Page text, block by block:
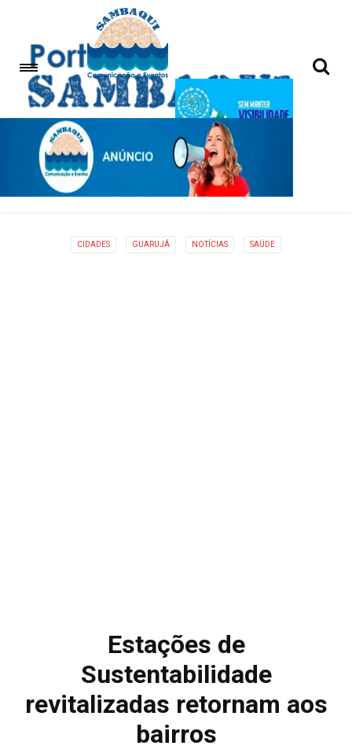
CIDADES GUARUJÁ NOTÍCIAS SAÚDE
Estações de
Sustentabilidade
revitalizadas retornam aos
bairros